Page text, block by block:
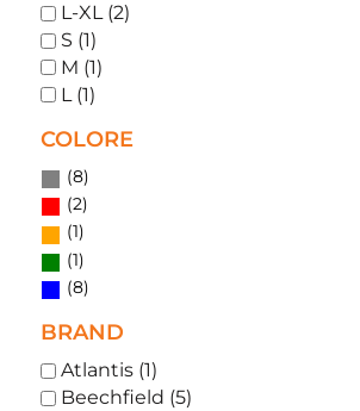
L-XL (2)
S (1)
M (1)
L (1)
COLORE
(8)
(2)
(1)
(1)
(8)
BRAND
Atlantis (1)
Beechfield (5)